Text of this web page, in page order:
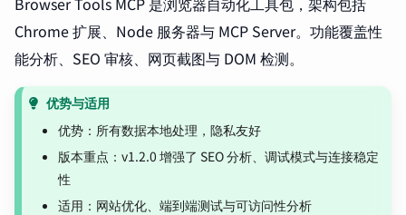
Chrome 扩展、Node 服务器与 MCP Server。功能覆盖性
能分析、SEO 审核、网页截图与 DOM 检测。
优势与适用
优势：所有数据本地处理，隐私友好
版本重点：v1.2.0 增强了 SEO 分析、调试模式与连接稳定
性
适用：网站优化、端到端测试与可访问性分析